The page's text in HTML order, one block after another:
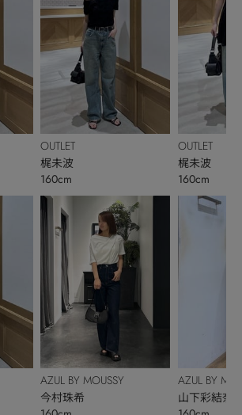
OUTLET
梶未波
160cm
AZUL BY MOUSSY
今村珠希
OUTLET
梶未波
160cm
AZUL BY
山下彩結奈